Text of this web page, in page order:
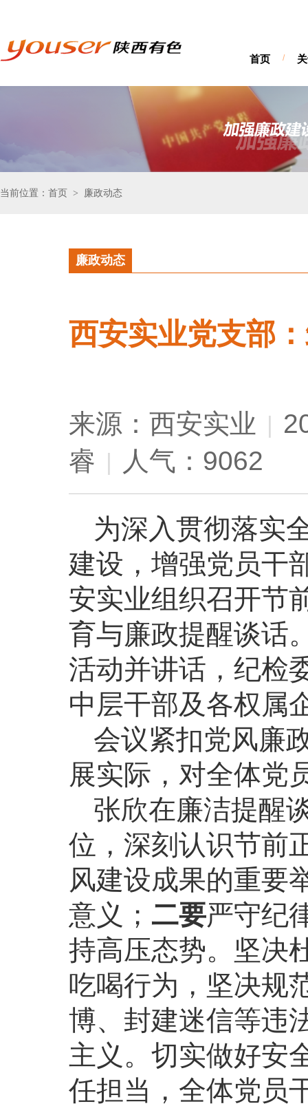
首页 /
当前位置：首页 > 廉政动态
廉政动态
西安实业党支部
来源：西安实业 |
睿 | 人气：9062
为深入贯彻落实
建设，增强党员干
安实业组织召开节
育与廉政提醒谈话
活动并讲话，纪检
中层干部及各权属
会议紧扣党风廉
展实际，对全体党
张欣在廉洁提醒
位，深刻认识节前
风建设成果的重要
意义； 二要严守纪
持高压态势。坚决
吃喝行为，坚决规
博、封建迷信等违
主义。切实做好安
任担当，全体党员